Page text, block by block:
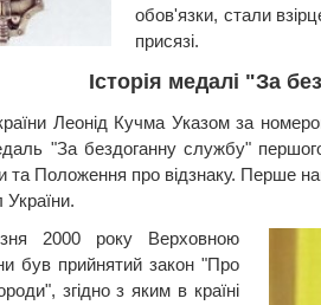
обов'язки, стали
присязі.
Історія медалі "За
Леонід Кучма Указом за
"За бездоганну службу"
та Положення про відзнаку. Перше
2000 року Верховною
був прийнятий закон "Про
згідно з яким в країні